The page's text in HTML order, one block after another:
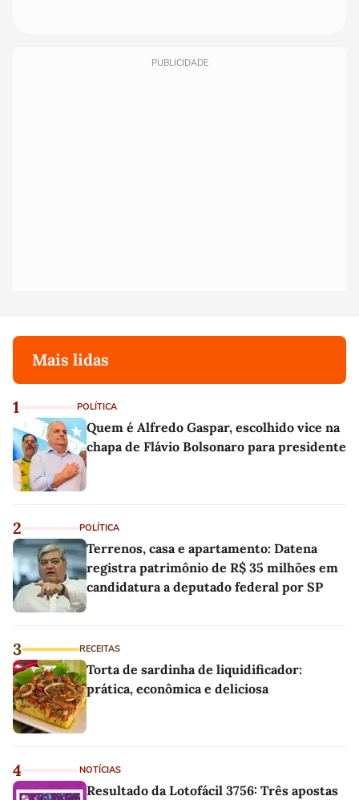
PUBLICIDADE
Mais lidas
1 POLÍTICA
Quem é Alfredo Gaspar, escolhido vice na
chapa de Flávio Bolsonaro para presidente
2 POLÍTICA
Terrenos, casa e apartamento: Datena
registra patrimônio de R$ 35 milhões em
candidatura a deputado federal por SP
3 RECEITAS
Torta de sardinha de liquidificador:
prática, econômica e deliciosa
4 NOTÍCIAS
Resultado da Lotofácil 3756: Três apostas